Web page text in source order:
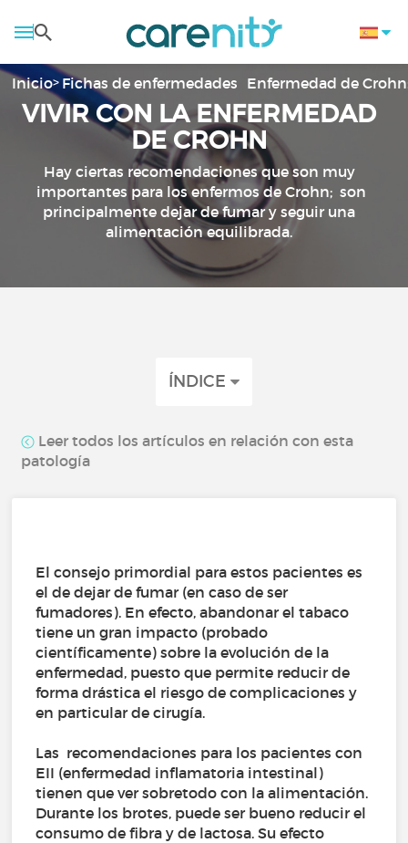
Inicio Fichas de enfermedades Enfermedad de
VIVIR CON LA ENFERMEDAD
DE CROHN
Hay ciertas recomendaciones que son muy
importantes para los enfermos de Crohn; son
principalmente dejar de fumar y seguir una
alimentación equilibrada.
ÍNDICE
Leer todos los artículos en relación con esta
patología
El consejo primordial para estos pacientes es
el de dejar de fumar (en caso de ser
fumadores). En efecto, abandonar el tabaco
tiene un gran impacto (probado
científicamente) sobre la evolución de la
enfermedad, puesto que permite reducir de
forma drástica el riesgo de complicaciones y
en particular de cirugía.
Las recomendaciones para los pacientes con
EII (enfermedad inflamatoria intestinal)
tienen que ver sobretodo con la alimentación.
Durante los brotes, puede ser bueno reducir el
consumo de fibra y de lactosa. Su efecto